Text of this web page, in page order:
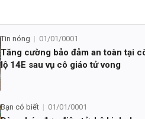
Tin nóng 01/01/0001
Tăng cường bảo đảm an toàn tại
lộ 14E sau vụ cô giáo tử vong
Bạn có biết 01/01/0001